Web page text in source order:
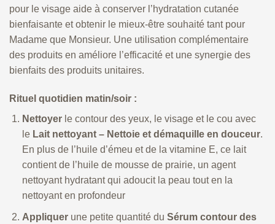
pour le visage aide à conserver l’hydratation cutanée
bienfaisante et obtenir le mieux-être souhaité tant pour
Madame que Monsieur. Une utilisation complémentaire
des produits en améliore l’efficacité et une synergie des
bienfaits des produits unitaires.
Rituel quotidien matin/soir :
Nettoyerle contour des yeux, le visage et le cou avec
leLait nettoyant – Nettoie et démaquille en douceur.
En plus de l’huile d’émeu et de la vitamine E, ce lait
contient de l’huile de mousse de prairie, un agent
nettoyant hydratant qui adoucit la peau tout en la
nettoyant en profondeur
Appliquerune petite quantité du Sérum contour des